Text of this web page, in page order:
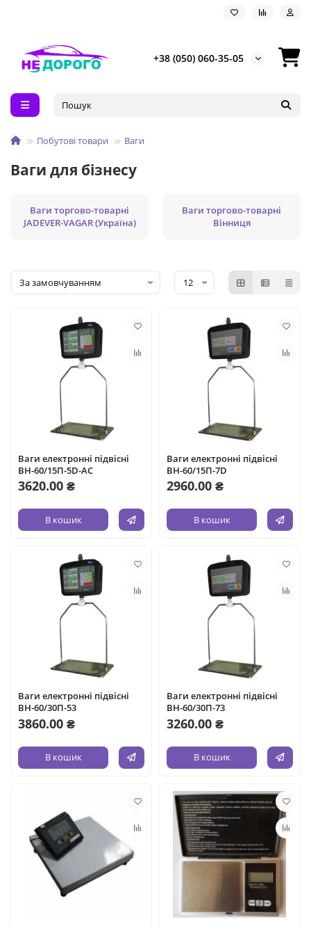
+38 (050) 060-35-05
Побутові товари Ваги
Ваги для бізнесу
Ваги торгово-товарні
JADEVER-VAGAR (Україна)
Ваги торгово-товарні
Вінниця
Ваги електронні підвісні
ВН-60/15П-5D-AC
3620.00 ₴
В кошик
Ваги електронні підвісні
ВН-60/15П-7D
2960.00 ₴
В кошик
Ваги електронні підвісні
ВН-60/30П-53
3860.00 ₴
В кошик
Ваги електронні підвісні
ВН-60/30П-73
3260.00 ₴
В кошик